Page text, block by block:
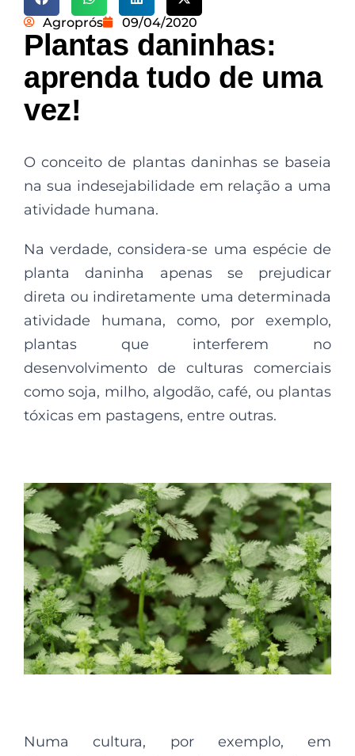
Agroprós 09/04/2020
Plantas daninhas:
aprenda tudo de uma
vez!
O conceito de plantas daninhas se baseia
na sua indesejabilidade em relação a uma
atividade humana.
Na verdade, considera-se uma espécie de
planta daninha apenas se prejudicar
direta ou indiretamente uma determinada
atividade humana, como, por exemplo,
plantas que interferem no
desenvolvimento de culturas comerciais
como soja, milho, algodão, café, ou plantas
tóxicas em pastagens, entre outras.
Numa cultura, por exemplo, em